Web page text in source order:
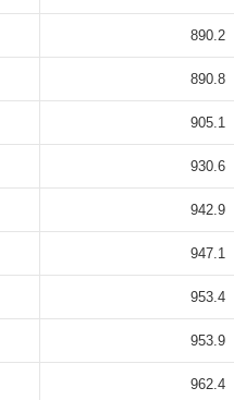
890.2
890.8
905.1
930.6
942.9
947.1
953.4
953.9
962.4